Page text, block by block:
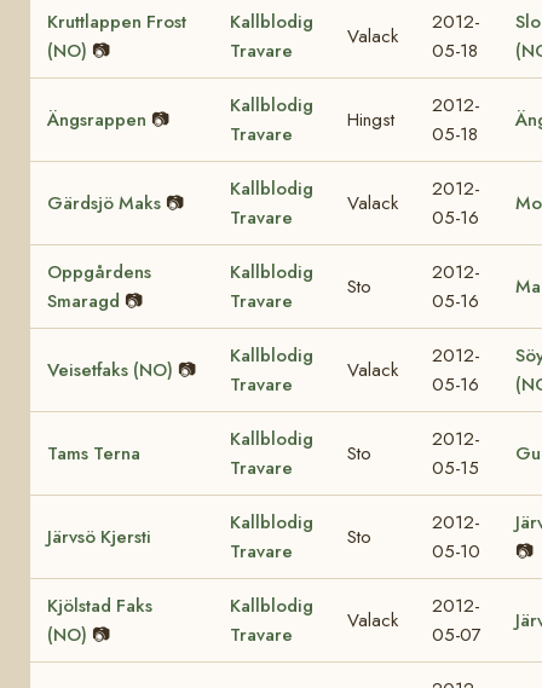
Kruttlappen Frost
(NO) 📷
Kallblodig
Travare
Valack
2012-
05-18
Ängsrappen 📷
Kallblodig
Travare
Hingst
2012-
05-18
Gärdsjö Maks 📷
Kallblodig
Travare
Valack
2012-
05-16
Oppgårdens
Smaragd 📷
Kallblodig
Travare
Sto
2012-
05-16
Veisetfaks (NO) 📷
Kallblodig
Travare
Valack
2012-
05-16
Tams Terna
Kallblodig
Travare
Sto
2012-
05-15
Järvsö Kjersti
Kallblodig
Travare
Sto
2012-
05-10
📷
Kjölstad Faks
(NO) 📷
Kallblodig
Travare
Valack
2012-
05-07